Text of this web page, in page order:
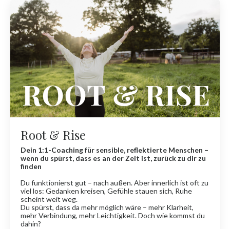
Root & Rise
Dein 1:1-Coaching für sensible, reflektierte Menschen –
wenn du spürst, dass es an der Zeit ist, zurück zu dir zu
finden
Du funktionierst gut – nach außen. Aber innerlich ist oft zu
viel los: Gedanken kreisen, Gefühle stauen sich, Ruhe
scheint weit weg.
Du spürst, dass da mehr möglich wäre – mehr Klarheit,
mehr Verbindung, mehr Leichtigkeit. Doch wie kommst du
dahin?